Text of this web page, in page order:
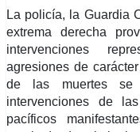
La policía, la Guardia
extrema derecha
intervenciones
agresiones de
de las muertes se
intervenciones de
pacíficos